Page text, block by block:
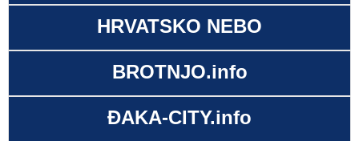
HRVATSKO NEBO
BROTNJO.info
ĐAKA-CITY.info